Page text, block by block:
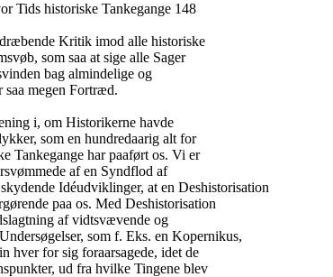
Tids historiske Tankegange 148
Kritik imod alle historiske
som saa at sige alle Sager
bag almindelige og
saa megen Fortræd.
i, om Historikerne havde
som en hundredaarig alt for
Tankegange har paaført os. Vi er
af en Syndflod af
Idéudviklinger, at en Deshistorisation
paa os. Med Deshistorisation
af vidtsvævende og
som f. Eks. en Kopernikus,
hver for sig foraarsagede, idet de
ud fra hvilke Tingene blev